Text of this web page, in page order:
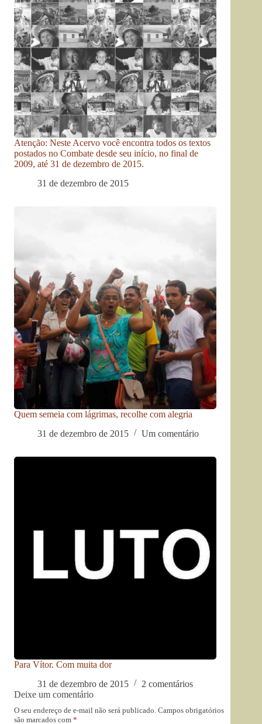
Atenção: Neste Acervo você encontra todos os textos
postados no Combate desde seu início, no final de
2009, até 31 de dezembro de 2015.
31 de dezembro de 2015
Quem semeia com lágrimas, recolhe com alegria
31 de dezembro de 2015
Um comentário
Para Vítor. Com muita dor
31 de dezembro de 2015
2 comentários
Deixe um comentário
O seu endereço de e-mail não será publicado. Campos obrigatórios
são marcados com *